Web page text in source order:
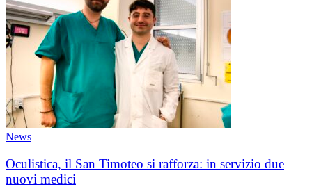
News
Oculistica, il San Timoteo si rafforza: in servizio due
nuovi medici